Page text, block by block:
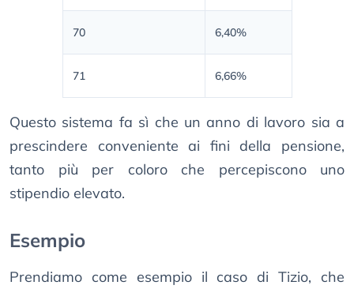
70 6,40%
71 6,66%
Questo sistema fa sì che un anno di lavoro sia a
prescindere conveniente ai fini della pensione,
tanto più per coloro che percepiscono uno
stipendio elevato.
Esempio
Prendiamo come esempio il caso di Tizio, che